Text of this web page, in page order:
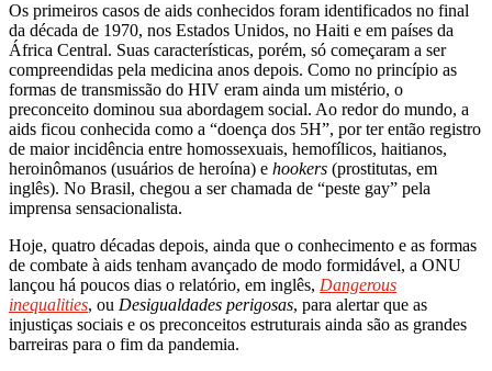
Os primeiros casos de aids conhecidos foram identificados no final
da década de 1970, nos Estados Unidos, no Haiti e em países da
África Central. Suas características, porém, só começaram a ser
compreendidas pela medicina anos depois. Como no princípio as
formas de transmissão do HIV eram ainda um mistério, o
preconceito dominou sua abordagem social. Ao redor do mundo, a
aids ficou conhecida como a “doença dos 5H”, por ter então registro
de maior incidência entre homossexuais, hemofílicos, haitianos,
heroinômanos (usuários de heroína) e hookers (prostitutas, em
inglês). No Brasil, chegou a ser chamada de “peste gay” pela
imprensa sensacionalista.
Hoje, quatro décadas depois, ainda que o conhecimento e as formas
de combate à aids tenham avançado de modo formidável, a ONU
lançou há poucos dias o relatório, em inglês, Dangerous
inequalities, ou Desigualdades perigosas, para alertar que as
injustiças sociais e os preconceitos estruturais ainda são as grandes
barreiras para o fim da pandemia.